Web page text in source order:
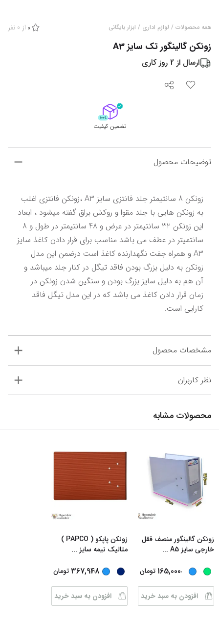
همه محصولات / لوازم اداری / ابزار بایگانی 0 از 0 نفر
زونکن گالینگور تک سایز A3
ارسال از 2 روز کاری
تضمین کیفیت
توضیحات محصول
کارایی است.
مشخصات محصول
نظر کاربران
محصولات مشابه
زونکن گالینگور منصف ققل
خارجی سایز A5
...
...
165,000 تومان
افزودن به سبد خرید
زونکن پاپکو ( PAPCO )
متالیک نیمه سایز ...
...
367,948 تومان
افزودن به سبد خرید